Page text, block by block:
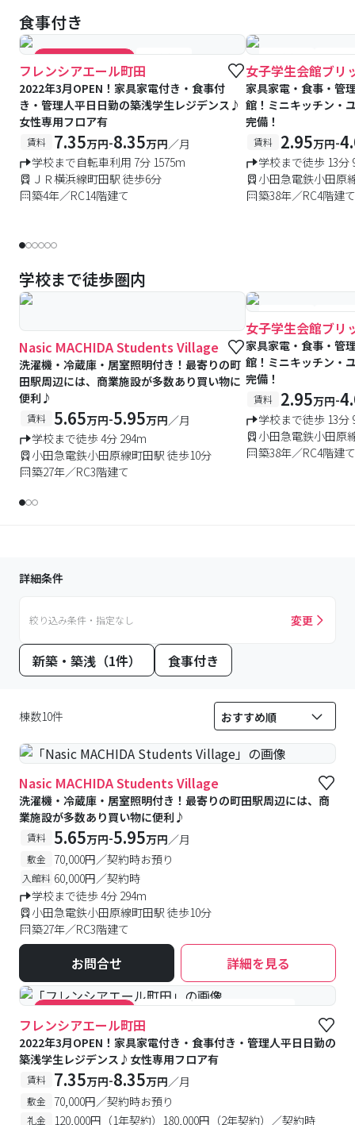
（本校）への通学の予定の方、また検討中や住まいに関
して初めてでお困りの学生様・親御様は是非お気軽にご
連絡/ご相談ください。
食事付き
#キャンペーン実施中
#食事付き
#女性専用フロアあり
フレンシアエール町田
2022年3月OPEN！家具家電付き・食事付
き・管理人平日日勤の築浅学生レジデンス♪
女性専用フロア有
賃料 7.35万円-8.35万円／月
学校まで自転車利用 7分 1575m
ＪＲ横浜線町田駅 徒歩6分
築4年／RC14階建て
#食事付き #女性
女子学生会館ブリ
家具家電・食事・管
館！ミニキッチン・
完備！
賃料 2.95万円-
学校まで徒歩 13分
小田急電鉄小田原
築38年／RC4階建て
学校まで徒歩圏内
Nasic MACHIDA Students Village
洗濯機・冷蔵庫・居室照明付き！最寄りの町
田駅周辺には、商業施設が多数あり買い物に
便利♪
賃料 5.65万円-5.95万円／月
学校まで徒歩 4分 294m
小田急電鉄小田原線町田駅 徒歩10分
築27年／RC3階建て
#食事付き #女性
女子学生会館ブリ
家具家電・食事・管
館！ミニキッチン・
完備！
賃料 2.95万円-
学校まで徒歩 13分
小田急電鉄小田原
築38年／RC4階建て
詳細条件
絞り込み条件・指定なし 変更
新築・築浅（1件） 食事付き
棟数10件
Nasic MACHIDA Students Village
洗濯機・冷蔵庫・居室照明付き！最寄りの町田駅周辺には、商
業施設が多数あり買い物に便利♪
賃料 5.65万円-5.95万円／月
敷金 70,000円／契約時お預り
入館料 60,000円／契約時
学校まで徒歩 4分 294m
小田急電鉄小田原線町田駅 徒歩10分
築27年／RC3階建て
お問合せ 詳細を見る
#キャンペーン実施中 #食事付き #女性専用フロアあり
フレンシアエール町田
2022年3月OPEN！家具家電付き・食事付き・管理人平日日勤の
築浅学生レジデンス♪女性専用フロア有
賃料 7.35万円-8.35万円／月
敷金 70,000円／契約時お預り
礼金 120,000円（1年契約）180,000円（2年契約）／契約時